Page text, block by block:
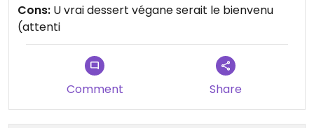
Cons: U vrai dessert végane serait le bienvenu
(attenti
Comment Share